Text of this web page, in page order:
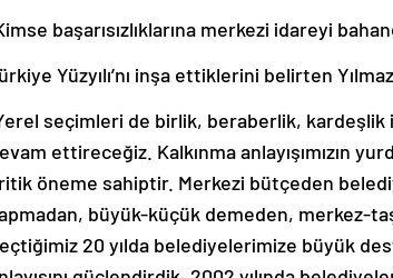
başarısızlıklarına merkezi idareyi
Yüzyılı’nı inşa ettiklerini belirten
seçimleri de birlik, beraberlik,
ettireceğiz. Kalkınma anlayışımızın
öneme sahiptir. Merkezi bütçeden
büyük-küçük demeden, merkez-
20 yılda belediyelerimize büyük